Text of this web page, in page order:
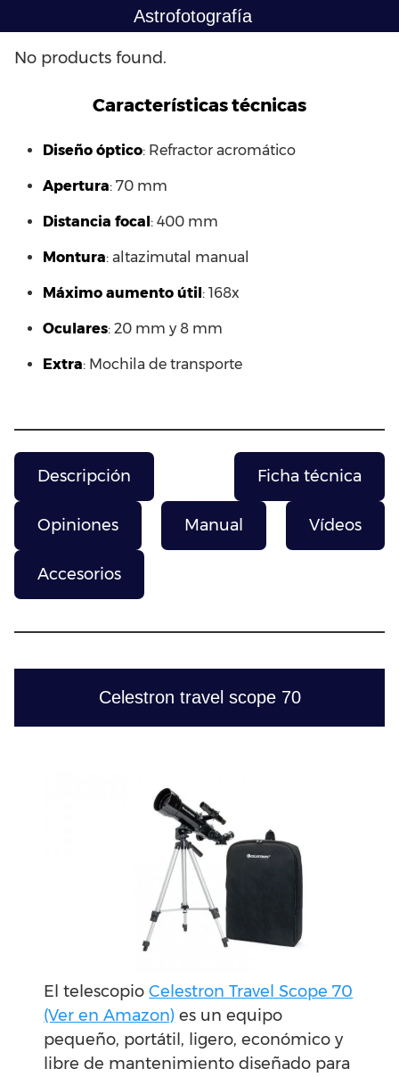
al
contenido
Astrofotografía
No products found.
Características técnicas
Diseño óptico: Refractor acromático
Apertura: 70 mm
Distancia focal: 400 mm
Montura: altazimutal manual
Máximo aumento útil: 168x
Oculares: 20 mm y 8 mm
Extra: Mochila de transporte
Descripción Ficha técnica
Opiniones Manual Vídeos
Accesorios
Celestron travel scope 70
El telescopioCelestron Travel Scope 70
(Ver en Amazon) es un equipo
pequeño, portátil, ligero, económico y
libre de mantenimiento diseñado para